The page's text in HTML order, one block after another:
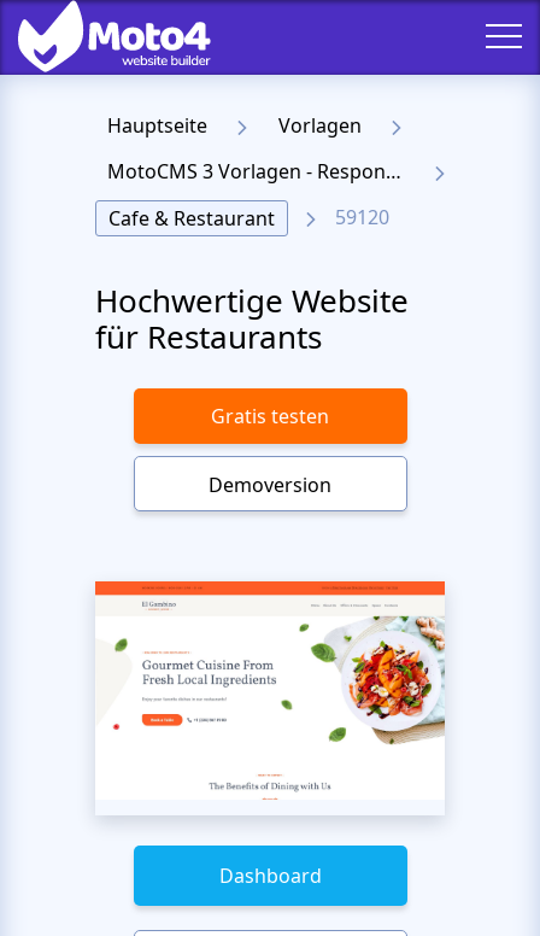
Hauptseite
Vorlagen
MotoCMS 3 Vorlagen - Responsive Templates für Website
Cafe & Restaurant
59120
Hochwertige Website
für Restaurants
Gratis testen
Demoversion
Dashboard